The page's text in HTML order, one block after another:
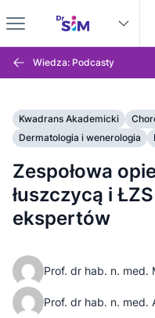
Wiedza: Podcasty
Kwadrans Akademicki
Dermatologia i wenerologia
Zespołowa
łuszczycą i
ekspertów
Prof. dr hab. n. med.
Prof. dr hab. n. med.